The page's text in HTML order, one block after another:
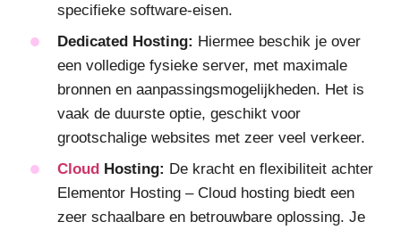
specifieke software-eisen.
Dedicated Hosting: Hiermee beschik je over
een volledige fysieke server, met maximale
bronnen en aanpassingsmogelijkheden. Het is
vaak de duurste optie, geschikt voor
grootschalige websites met zeer veel verkeer.
Cloud Hosting: De kracht en flexibiliteit achter
Elementor Hosting – Cloud hosting biedt een
zeer schaalbare en betrouwbare oplossing. Je